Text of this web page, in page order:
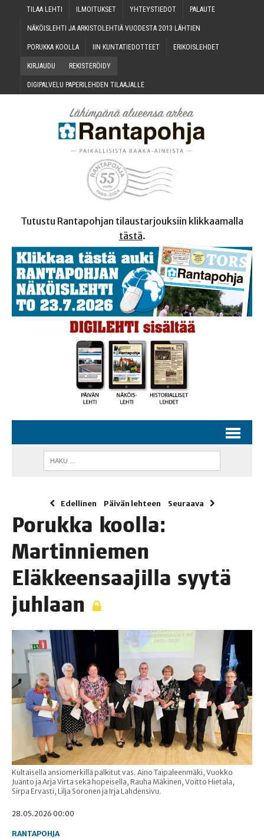
TILAA LEH­TI ILMOI­TUK­SET YHTEYS­TIE­DOT PALAU­TE
NÄKÖIS­LEH­TI JA ARKIS­TO­LEH­TIÄ VUO­DES­TA 2013 LÄHTIEN
PORUK­KA KOOLLA IIN KUN­TA­TIE­DOT­TEET ERI­KOIS­LEH­DET
KIR­JAU­DU REKIS­TE­RÖI­DY
DIGI­PAL­VE­LU PAPE­RI­LEH­DEN TILAAJALLE
Tutustu Rantapohjan tilaustarjouksiin klikkaamalla
tästä.
Edellinen Päivän lehteen Seuraava
Poruk­ka kool­la:
Mar­tin­nie­men
Eläk­keen­saa­jil­la syy­tä
juhlaan
Kultaisella ansiomerkillä palkitut vas. Aino Taipaleenmäki, Vuokko
Juanto ja Arja Virta sekä hopeisella, Rauha Mäkinen, Voitto Hietala,
Sirpa Ervasti, Lilja Soronen ja Irja Lahdensivu.
28.05.2026 00:00
RANTAPOHJA